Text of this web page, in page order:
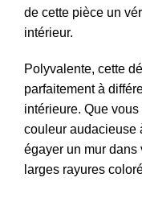
de cette pièce un
intérieur.
Polyvalente, cette
parfaitement à
intérieure. Que
couleur audacieuse
égayer un mur dans
larges rayures